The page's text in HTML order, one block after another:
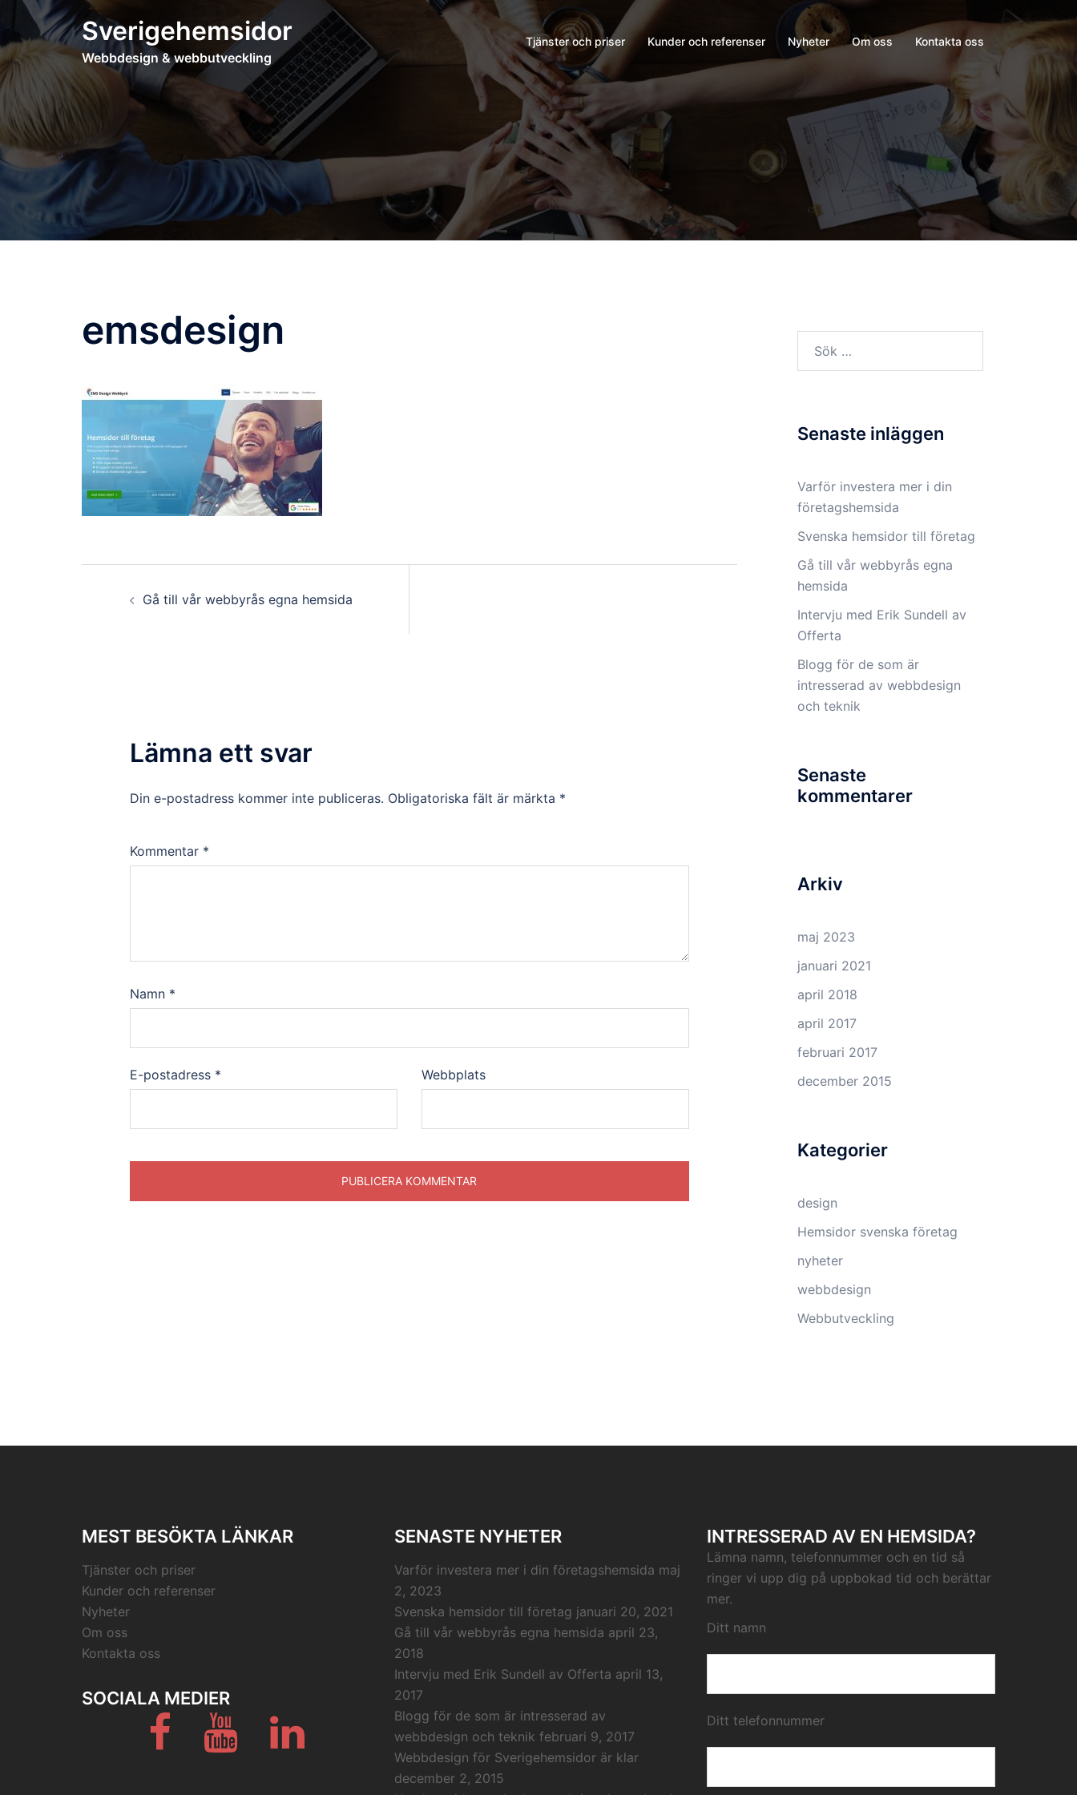
Hoppa
innehåll
Sverigehemsidor
Webbdesign & webbutveckling
Tjänster och priser Kunder och referenser Nyheter Om oss Kontakta oss
emsdesign
Gå till vår webbyrås egna hemsida
Lämna ett svar
Din e-postadress kommer inte publiceras. Obligatoriska fält är märkta *
Kommentar *
Namn *
E-postadress * Webbplats
Senaste inläggen
Varför investera mer i din
företagshemsida
Svenska hemsidor till företag
Gå till vår webbyrås egna
hemsida
Intervju med Erik Sundell av
Offerta
Blogg för de som är
intresserad av webbdesign
och teknik
Senaste
kommentarer
Arkiv
maj 2023
januari 2021
april 2018
april 2017
februari 2017
december 2015
Kategorier
design
Hemsidor svenska företag
nyheter
webbdesign
Webbutveckling
MEST BESÖKTA LÄNKAR
Tjänster och priser
Kunder och referenser
Nyheter
Om oss
Kontakta oss
SOCIALA MEDIER
Facebook Youtube
SENASTE NYHETER
Varför investera mer i din företagshemsida maj
2, 2023
Svenska hemsidor till företag januari 20, 2021
Gå till vår webbyrås egna hemsida april 23,
2018
Intervju med Erik Sundell av Offerta april 13,
2017
Blogg för de som är intresserad av
webbdesign och teknik februari 9, 2017
Webbdesign för Sverigehemsidor är klar
december 2, 2015
INTRESSERAD AV EN HEMSIDA?
Lämna namn, telefonnummer och en tid så
ringer vi upp dig på uppbokad tid och berättar
mer.
Ditt namn
Ditt telefonnummer